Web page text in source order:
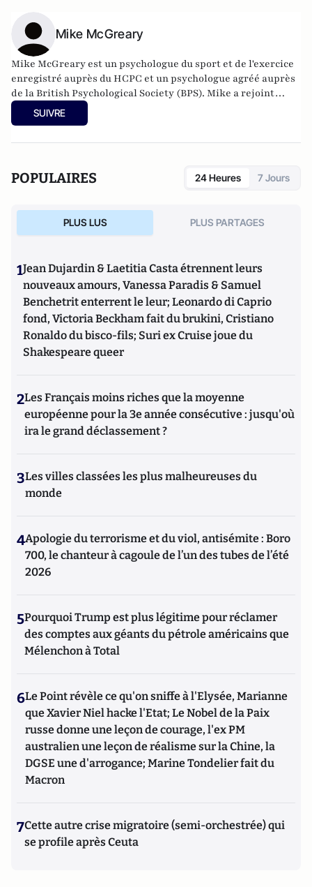
Mike McGreary
Mike McGreary est un psychologue du sport et de l'exercice
enregistré auprès du HCPC et un psychologue agréé auprès
de la British Psychological Society (BPS). Mike a rejoint
l'université de Keele en janvier 2024 et a travaillé
auparavant comme maître de conférences en psychologie du
SUIVRE
POPULAIRES 24 Heures 7 Jours
PLUS LUS PLUS PARTAGES
1Jean Dujardin & Laetitia Casta étrennent leurs
nouveaux amours, Vanessa Paradis & Samuel
Benchetrit enterrent le leur; Leonardo di Caprio
fond, Victoria Beckham fait du brukini, Cristiano
Ronaldo du bisco-fils; Suri ex Cruise joue du
Shakespeare queer
2Les Français moins riches que la moyenne
européenne pour la 3e année consécutive : jusqu'où
ira le grand déclassement ?
3Les villes classées les plus malheureuses du
monde
4Apologie du terrorisme et du viol, antisémite : Boro
700, le chanteur à cagoule de l’un des tubes de l’été
2026
5Pourquoi Trump est plus légitime pour réclamer
des comptes aux géants du pétrole américains que
Mélenchon à Total
6Le Point révèle ce qu'on sniffe à l'Elysée, Marianne
que Xavier Niel hacke l'Etat; Le Nobel de la Paix
russe donne une leçon de courage, l'ex PM
australien une leçon de réalisme sur la Chine, la
DGSE une d'arrogance; Marine Tondelier fait du
Macron
7Cette autre crise migratoire (semi-orchestrée) qui
se profile après Ceuta